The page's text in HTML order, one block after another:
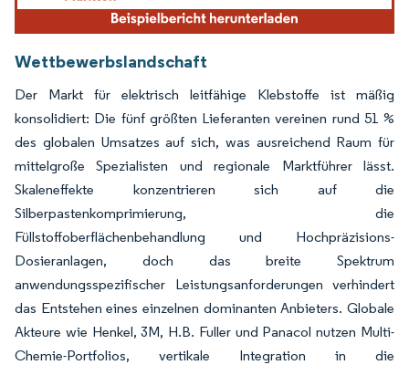
Wettbewerbslandschaft
Der Markt für elektrisch leitfähige Klebstoffe ist mäßig
konsolidiert: Die fünf größten Lieferanten vereinen rund 51 %
des globalen Umsatzes auf sich, was ausreichend Raum für
mittelgroße Spezialisten und regionale Marktführer lässt.
Skaleneffekte konzentrieren sich auf die
Silberpastenkomprimierung, die
Füllstoffoberflächenbehandlung und Hochpräzisions-
Dosieranlagen, doch das breite Spektrum
anwendungsspezifischer Leistungsanforderungen verhindert
das Entstehen eines einzelnen dominanten Anbieters. Globale
Akteure wie Henkel, 3M, H.B. Fuller und Panacol nutzen Multi-
Chemie-Portfolios, vertikale Integration in die